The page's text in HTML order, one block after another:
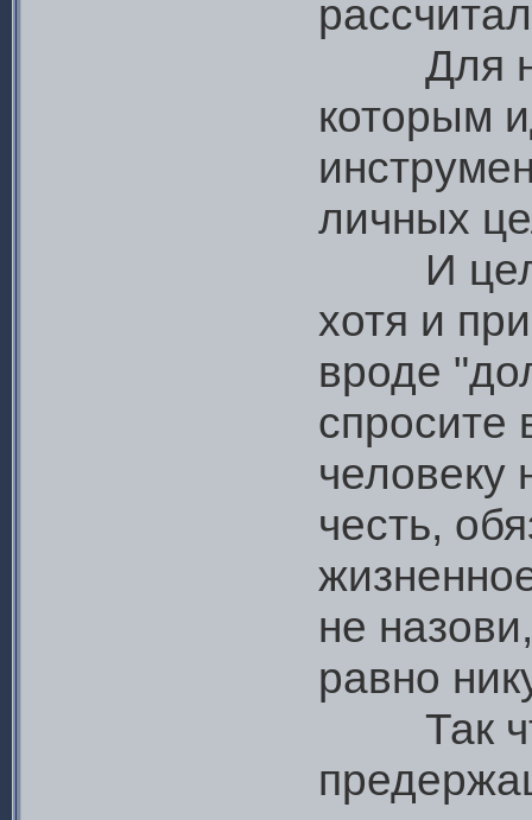
Для
которым
личных
И цели
хотя и
вроде
спросите
человеку
честь,
не
равно
Так